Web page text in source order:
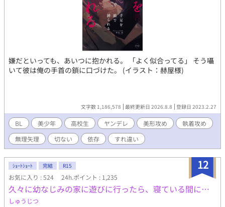
嫌だといっても、あいつに抱かれる。 「よく似合ってる」 そう囁
いて彼は俺の手首の鎖に口づけた。 (イラスト：赫屋様)
文字数 1,186,578 最終更新日 2026.8.8 登録日 2023.2.27
BL 美少年 高校生 ヤンデレ 美形攻め
執着攻め
無理矢理
切ない 依存 すれ違い
12
ｼｮｰﾄｼｮｰﾄ 完結 R15
お気に入り : 524 24h.ポイント : 1,235
久々に幼なじみの家に遊びに行ったら、寝ている間に…
しゅうじつ